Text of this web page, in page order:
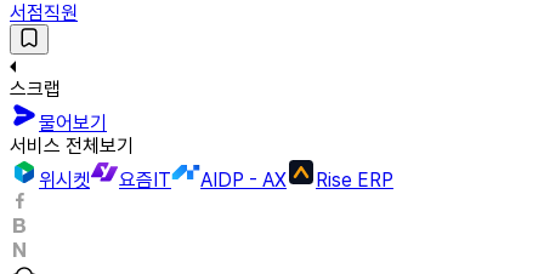
서점직원
스크랩
물어보기
서비스 전체보기
위시켓
요즘IT AIDP - AX Rise ERP